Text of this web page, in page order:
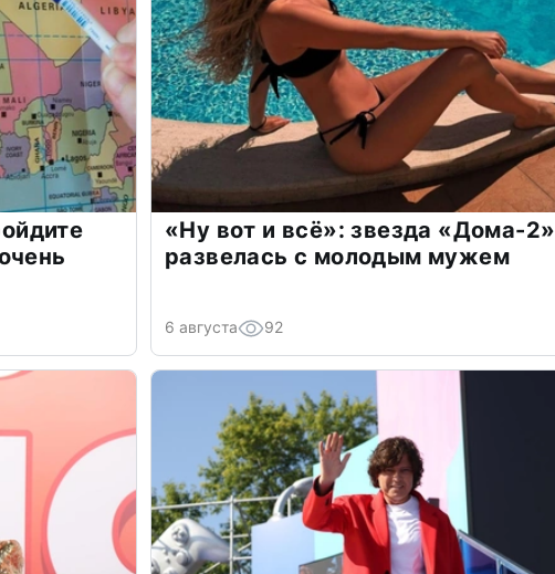
«Ну вот и всё»: звезда «Дома-2»
развелась с молодым мужем
6 августа 92